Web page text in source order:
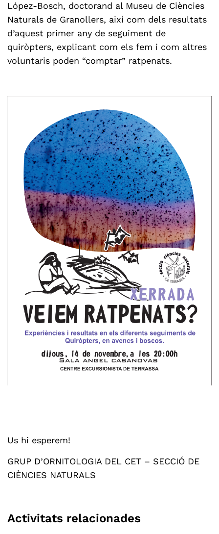
López-Bosch, doctorand al Museu de Ciències
Naturals de Granollers, així com dels resultats
d’aquest primer any de seguiment de
quiròpters, explicant com els fem i com altres
voluntaris poden “comptar” ratpenats.
Us hi esperem!
GRUP D’ORNITOLOGIA DEL CET – SECCIÓ DE
CIÈNCIES NATURALS
Activitats relacionades